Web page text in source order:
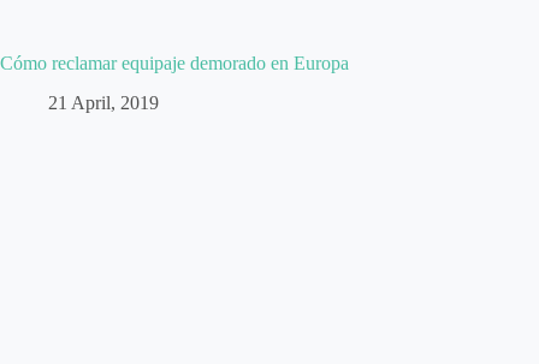
Cómo reclamar equipaje demorado en Europa
21 April, 2019